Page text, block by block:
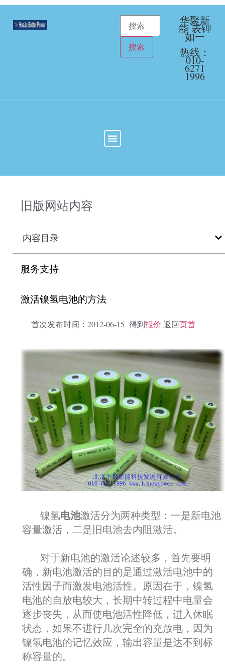
华聚新
能 表锂
如一
热线：
010-
6271
1996
旧版网站内容
内容目录
服务支持
激活镍氢电池的方法
首次发布时间：2012-06-15 得到报价 返回页首
镍氢电池激活分为两种类型：一是新电池
容量激活，二是旧电池去内阻激活。
对于新电池的激活论述较多，首先要明
确，新电池激活的目的是通过激活电池中的
活性因子而激发电池活性。原因在于，镍氢
电池的自放电较大，长期中转过程中电量会
逐步丧失，从而使电池活性降低，进入休眠
状态，如果不进行几次完全的充放电，因为
镍氢电池的记忆效应，输出容量是达不到标
称容量的。